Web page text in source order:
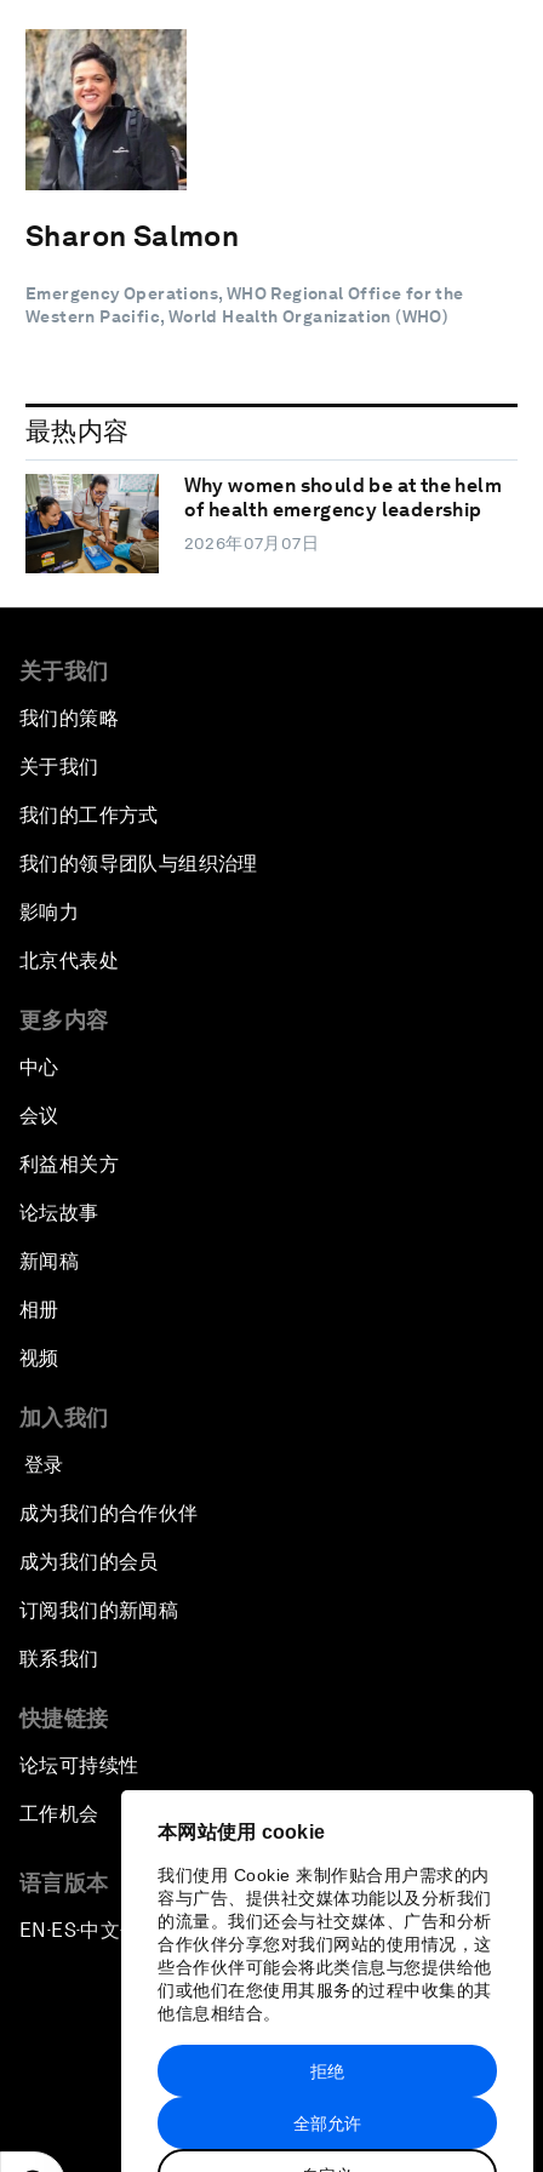
本网站使用 cookie
我们使用 Cookie 来制作贴合用户需求的内
容与广告、提供社交媒体功能以及分析我们
的流量。我们还会与社交媒体、广告和分析
合作伙伴分享您对我们网站的使用情况，这
些合作伙伴可能会将此类信息与您提供给他
们或他们在您使用其服务的过程中收集的其
他信息相结合。
全部允许
拒绝
Sharon Salmon
Emergency Operations, WHO Regional Office for the
Western Pacific, World Health Organization (WHO)
最热内容
Why women should be at the helm
of health emergency leadership
2026年07月07日
关于我们
我们的策略
关于我们
我们的工作方式
我们的领导团队与组织治理
影响力
北京代表处
更多内容
中心
会议
利益相关方
论坛故事
新闻稿
相册
视频
加入我们
登录
成为我们的合作伙伴
成为我们的会员
订阅我们的新闻稿
联系我们
快捷链接
论坛可持续性
工作机会
语言版本
EN ▪ES▪中文▪ 日本語
站点地图